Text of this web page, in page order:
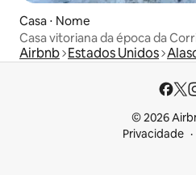
Casa ⋅ Nome
Casa vitoriana da época da
Registro Nacional
Airbnb Estados Unidos
© 2026
Privacidade